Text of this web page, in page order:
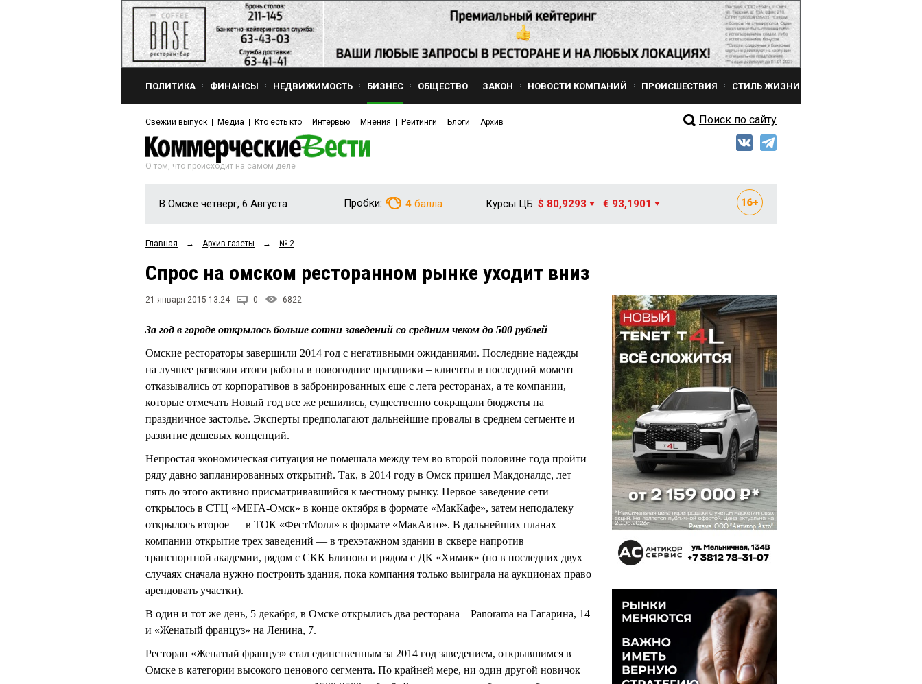
ПОЛИТИКА ФИНАНСЫ НЕДВИЖИМОСТЬ БИЗНЕС ОБЩЕСТВО ЗАКОН НОВОСТИ КОМПАНИЙ ПРОИСШЕСТВИЯ СТИЛЬ ЖИЗНИ
Свежий выпуск Медиа Кто есть кто Интервью Мнения Рейтинги Блоги Архив Поиск по сайту
О том, что происходит на самом деле
В Омске четверг, 6 Августа Пробки: 4 балла Курсы ЦБ: $ 80,9293 € 93,1901
Главная → Архив газеты → № 2
Спрос на омском ресторанном рынке уходит вниз
21 января 2015 13:24 0 6822
За год в городе открылось больше сотни заведений со средним чеком до 500 рублей
Омские рестораторы завершили 2014 год с негативными ожиданиями. Последние надежды
на лучшее развеяли итоги работы в новогодние праздники – клиенты в последний момент
отказывались от корпоративов в забронированных еще с лета ресторанах, а те компании,
которые отмечать Новый год все же решились, существенно сокращали бюджеты на
праздничное застолье. Эксперты предполагают дальнейшие провалы в среднем сегменте и
развитие дешевых концепций.
Непростая экономическая ситуация не помешала между тем во второй половине года пройти
ряду давно запланированных открытий. Так, в 2014 году в Омск пришел Макдоналдс, лет
пять до этого активно присматривавшийся к местному рынку. Первое заведение сети
открылось в СТЦ «МЕГА-Омск» в конце октября в формате «МакКафе», затем неподалеку
открылось второе — в ТОК «ФестМолл» в формате «МакАвто». В дальнейших планах
компании открытие трех заведений — в трехэтажном здании в сквере напротив
транспортной академии, рядом с СКК Блинова и рядом с ДК «Химик» (но в последних двух
случаях сначала нужно построить здания, пока компания только выиграла на аукционах право
арендовать участки).
В один и тот же день, 5 декабря, в Омске открылись два ресторана – Panorama на Гагарина, 14
и «Женатый француз» на Ленина, 7.
Ресторан «Женатый француз» стал единственным за 2014 год заведением, открывшимся в
Омске в категории высокого ценового сегмента. По крайней мере, ни один другой новичок